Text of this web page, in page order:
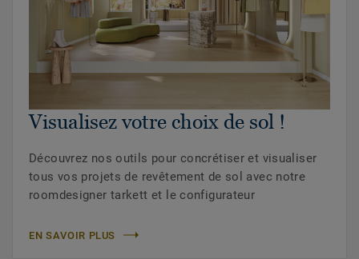
Visualisez votre choix de sol !
Découvrez nos outils pour concrétiser et visualiser
tous vos projets de revêtement de sol avec notre
roomdesigner tarkett et le configurateur
EN SAVOIR PLUS